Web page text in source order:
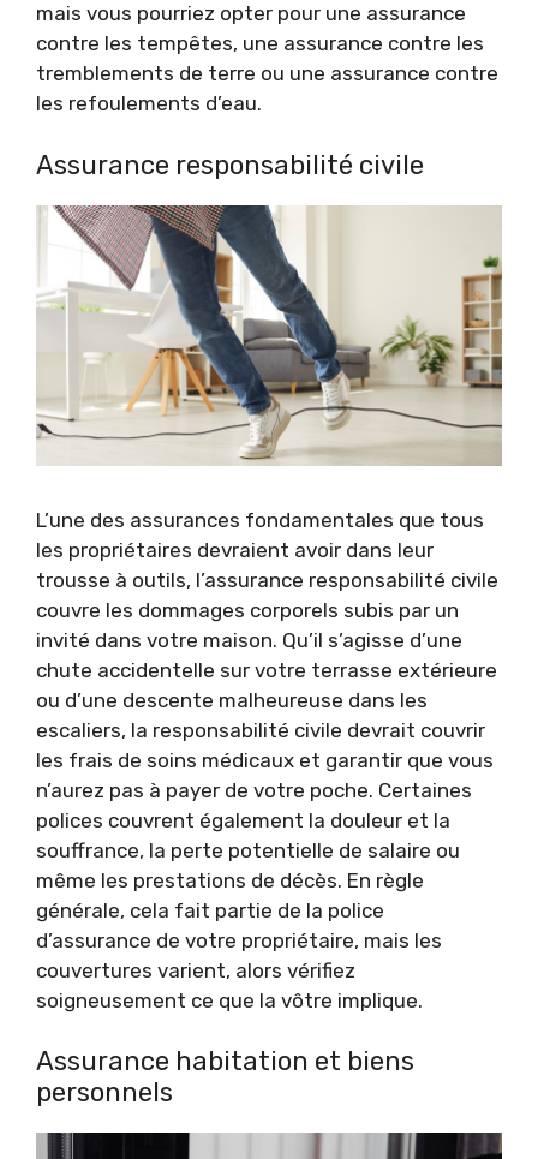
mais vous pourriez opter pour une assurance
contre les tempêtes, une assurance contre les
tremblements de terre ou une assurance contre
les refoulements d’eau.
Assurance responsabilité civile
L’une des assurances fondamentales que tous
les propriétaires devraient avoir dans leur
trousse à outils, l’assurance responsabilité civile
couvre les dommages corporels subis par un
invité dans votre maison. Qu’il s’agisse d’une
chute accidentelle sur votre terrasse extérieure
ou d’une descente malheureuse dans les
escaliers, la responsabilité civile devrait couvrir
les frais de soins médicaux et garantir que vous
n’aurez pas à payer de votre poche. Certaines
polices couvrent également la douleur et la
souffrance, la perte potentielle de salaire ou
même les prestations de décès. En règle
générale, cela fait partie de la police
d’assurance de votre propriétaire, mais les
couvertures varient, alors vérifiez
soigneusement ce que la vôtre implique.
Assurance habitation et biens
personnels